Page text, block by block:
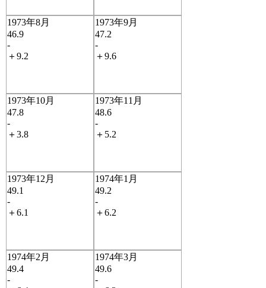
1973年8月
46.9
-
＋9.2
1973年9月
47.2
-
＋9.6
1973年10月
47.8
-
＋3.8
1973年11月
48.6
-
＋5.2
1973年12月
49.1
-
＋6.1
1974年1月
49.2
-
＋6.2
1974年2月
49.4
-
1974年3月
49.6
-